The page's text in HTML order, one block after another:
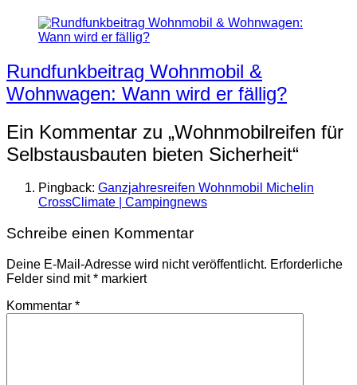
Rundfunkbeitrag Wohnmobil &
Wohnwagen: Wann wird er fällig?
Ein Kommentar zu „Wohnmobilreifen für
Selbstausbauten bieten Sicherheit“
Pingback: Ganzjahresreifen Wohnmobil Michelin
CrossClimate | Campingnews
Schreibe einen Kommentar
Deine E-Mail-Adresse wird nicht veröffentlicht. Erforderliche
Felder sind mit* markiert
Kommentar *